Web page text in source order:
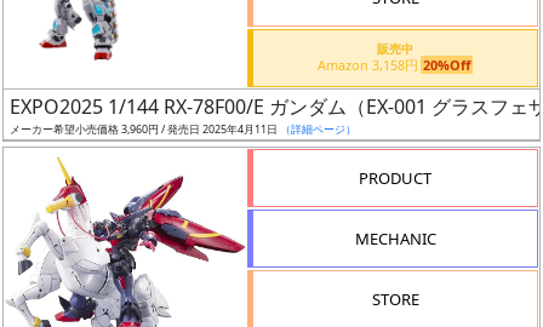
定
予
売
時
期
販売中
Amazon 3,158円 20%Off
EXPO2025 1/144 RX-78F00/E ガンダム（EX-001 グラスフェ
メーカー希望小売価格 3,960円 / 発売日 2025年4月11日 （詳細ページ）
PRODUCT
MECHANIC
STORE